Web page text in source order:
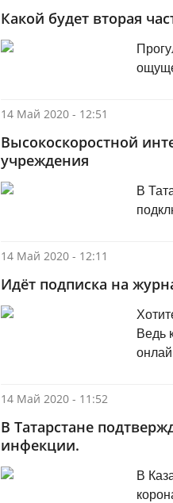
Какой будет вторая
14 Май 2020 - 12:51
Высокоскоростной
учреждения
В
14 Май 2020 - 12:11
Идёт подписка на
Ведь
14 Май 2020 - 11:52
В Татарстане
инфекции.
В